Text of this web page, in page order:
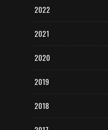
2022
2021
2020
2019
2018